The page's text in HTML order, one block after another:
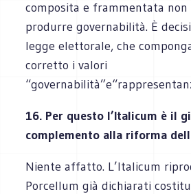
composita e frammentata
produrre governabilità. È
legge elettorale, che
corretto i valori
16. Per questo l’Italicum è il
complemento alla riforma
Niente affatto. L’Italicum
Porcellum già dichiarati